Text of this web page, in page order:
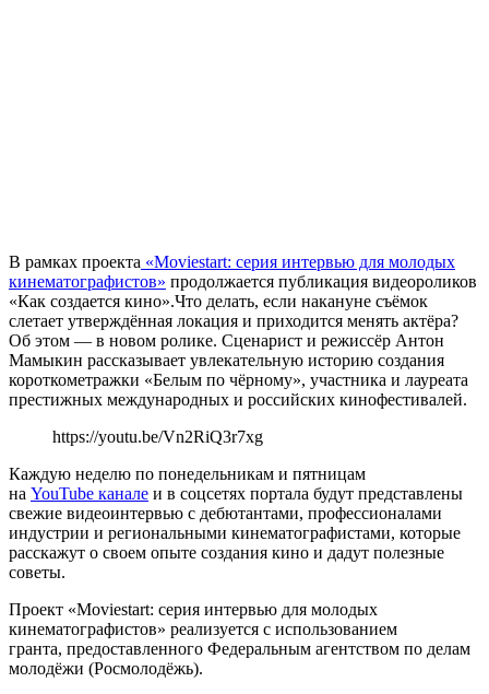
В рамках проекта «Moviestart: серия интервью для молодых
кинематографистов» продолжается публикация видеороликов
«Как создается кино».Что делать, если накануне съёмок
слетает утверждённая локация и приходится менять актёра?
Об этом — в новом ролике. Сценарист и режиссёр Антон
Мамыкин рассказывает увлекательную историю создания
короткометражки «Белым по чёрному», участника и лауреата
престижных международных и российских кинофестивалей.
https://youtu.be/Vn2RiQ3r7xg
Каждую неделю по понедельникам и пятницам
на YouTube канале и в соцсетях портала будут представлены
свежие видеоинтервью с дебютантами, профессионалами
индустрии и региональными кинематографистами, которые
расскажут о своем опыте создания кино и дадут полезные
советы.
Проект «Moviestart: серия интервью для молодых
кинематографистов» реализуется с использованием
гранта, предоставленного Федеральным агентством по делам
молодёжи (Росмолодёжь).